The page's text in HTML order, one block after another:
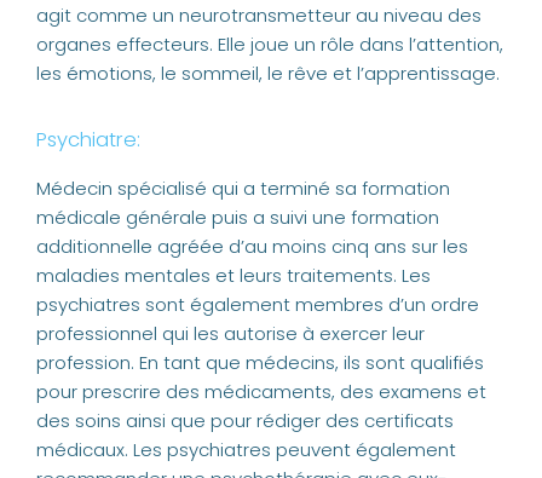
agit comme un neurotransmetteur au niveau des
organes effecteurs. Elle joue un rôle dans l’attention,
les émotions, le sommeil, le rêve et l’apprentissage.
Psychiatre:
Médecin spécialisé qui a terminé sa formation
médicale générale puis a suivi une formation
additionnelle agréée d’au moins cinq ans sur les
maladies mentales et leurs traitements. Les
psychiatres sont également membres d’un ordre
professionnel qui les autorise à exercer leur
profession. En tant que médecins, ils sont qualifiés
pour prescrire des médicaments, des examens et
des soins ainsi que pour rédiger des certificats
médicaux. Les psychiatres peuvent également